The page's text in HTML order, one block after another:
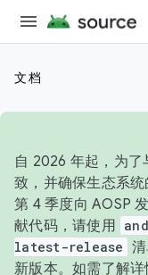
文档
自 2026 年起，为
致，并确保生态系
第 4 季度向 AOSP
献代码，请使用
latest-release
新版本。如需了解详